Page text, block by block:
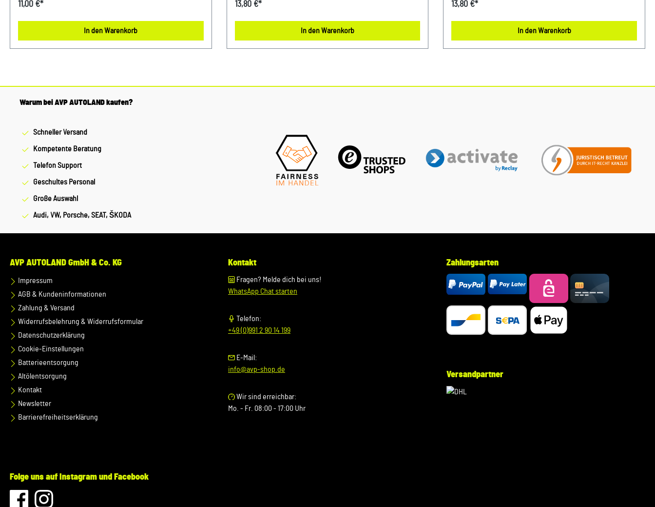
Schlüsselanhänger mit dem ikonischen VW Logo Ihrem
Schlüsselbund einen eleganten Touch verleiht. Ideal für VW
- New Volkswagen Logo - inklusive Einkaufs- Pfandchip -
11,00 €*
In den Warenkorb
als zusätzlicher Schlüsselanhänger nützlich ist und Ihnen das
Einkaufen erleichtert. Ideal für VW Fans, die Wert auf
13,80 €*
In den Warenkorb
während der Einkaufswagenchip Schlüsselanhänger für
bequemen Zugang zu Einkaufswagen sorgt. Ein
13,80 €*
In den Warenkorb
Warum bei AVP AUTOLAND kaufen?
Schneller Versand
Kompetente Beratung
Telefon Support
Geschultes Personal
Große Auswahl
Audi, VW, Porsche, SEAT, ŠKODA
AVP AUTOLAND GmbH & Co. KG
Impressum
AGB & Kundeninformationen
Zahlung & Versand
Widerrufsbelehrung & Widerrufsformular
Datenschutzerklärung
Cookie-Einstellungen
Batterieentsorgung
Altölentsorgung
Kontakt
Newsletter
Barrierefreiheitserklärung
Kontakt
Fragen? Melde dich bei uns!
WhatsApp Chat starten
Telefon:
+49 (0)991 2 90 14 199
E-Mail:
info@avp-shop.de
Wir sind erreichbar:
Mo. - Fr. 08:00 - 17:00 Uhr
Zahlungsarten
Versandpartner
Folge uns auf Instagram und Facebook